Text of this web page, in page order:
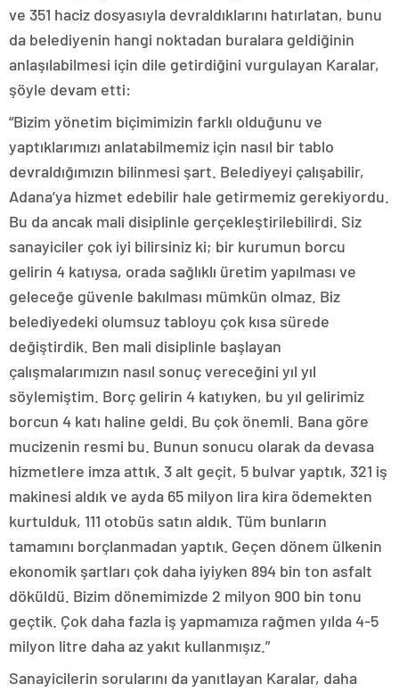
ve 351 haciz dosyasıyla devraldıklarını hatırlatan, bunu
da belediyenin hangi noktadan buralara geldiğinin
anlaşılabilmesi için dile getirdiğini vurgulayan Karalar,
şöyle devam etti:
“Bizim yönetim biçimimizin farklı olduğunu ve
yaptıklarımızı anlatabilmemiz için nasıl bir tablo
devraldığımızın bilinmesi şart. Belediyeyi çalışabilir,
Adana’ya hizmet edebilir hale getirmemiz gerekiyordu.
Bu da ancak mali disiplinle gerçekleştirilebilirdi. Siz
sanayiciler çok iyi bilirsiniz ki; bir kurumun borcu
gelirin 4 katıysa, orada sağlıklı üretim yapılması ve
geleceğe güvenle bakılması mümkün olmaz. Biz
belediyedeki olumsuz tabloyu çok kısa sürede
değiştirdik. Ben mali disiplinle başlayan
çalışmalarımızın nasıl sonuç vereceğini yıl yıl
söylemiştim. Borç gelirin 4 katıyken, bu yıl gelirimiz
borcun 4 katı haline geldi. Bu çok önemli. Bana göre
mucizenin resmi bu. Bunun sonucu olarak da devasa
hizmetlere imza attık. 3 alt geçit, 5 bulvar yaptık, 321 iş
makinesi aldık ve ayda 65 milyon lira kira ödemekten
kurtulduk, 111 otobüs satın aldık. Tüm bunların
tamamını borçlanmadan yaptık. Geçen dönem ülkenin
ekonomik şartları çok daha iyiyken 894 bin ton asfalt
döküldü. Bizim dönemimizde 2 milyon 900 bin tonu
geçtik. Çok daha fazla iş yapmamıza rağmen yılda 4-5
milyon litre daha az yakıt kullanmışız.”
Sanayicilerin sorularını da yanıtlayan Karalar, daha